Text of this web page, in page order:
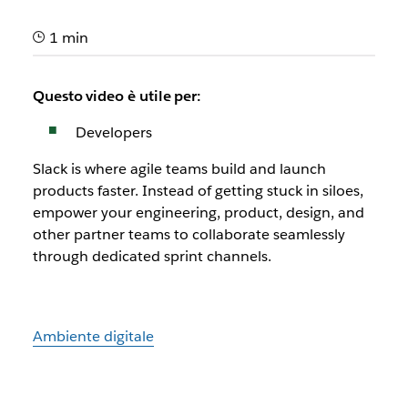
1 min
Questo video è utile per:
Developers
Slack is where agile teams build and launch
products faster. Instead of getting stuck in siloes,
empower your engineering, product, design, and
other partner teams to collaborate seamlessly
through dedicated sprint channels.
Ambiente digitale